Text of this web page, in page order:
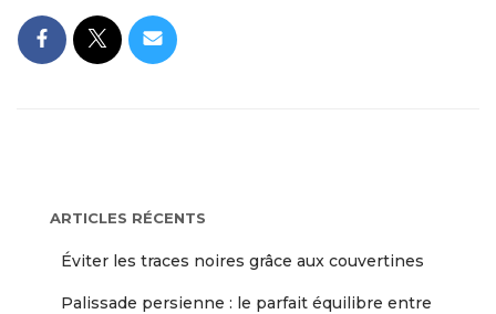
ARTICLES RÉCENTS
Éviter les traces noires grâce aux couvertines
Palissade persienne : le parfait équilibre entre